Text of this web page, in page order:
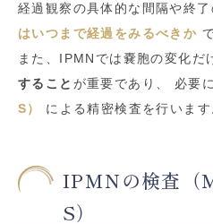
経過観察の具体的な間隔や終
はいつまで経過をみるべきか
また、IPMNでは嚢胞の変化だ
すること が重要であり、 必要
S） による精密検査を行います
IPMNの検査（
S）